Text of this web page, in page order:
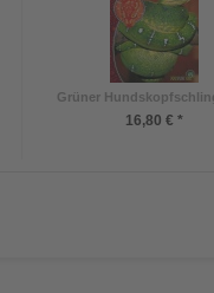
Grüner
16,80 € *